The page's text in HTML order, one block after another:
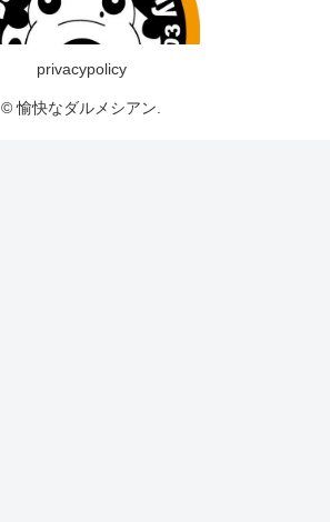
privacypolicy
© 愉快なダルメシアン.